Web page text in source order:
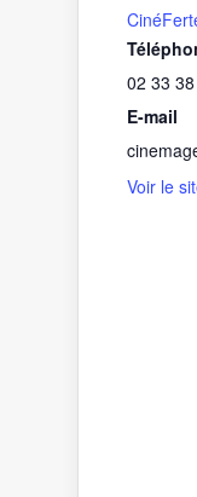
02 33
E-mail
Voir le